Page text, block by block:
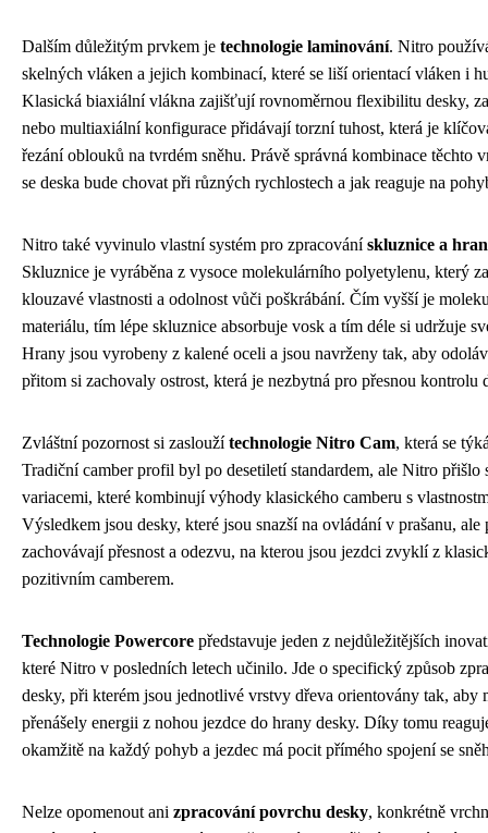
Dalším důležitým prvkem je technologie laminování. Nitro
skelných vláken a jejich kombinací, které se liší orientací vláken i
Klasická biaxiální vlákna zajišťují rovnoměrnou flexibilitu desky,
nebo multiaxiální konfigurace přidávají torzní tuhost, která je
řezání oblouků na tvrdém sněhu. Právě správná kombinace těchto
se deska bude chovat při různých rychlostech a jak reaguje na
Nitro také vyvinulo vlastní systém pro zpracovánískluznice a
Skluznice je vyráběna z vysoce molekulárního polyetylenu, který
klouzavé vlastnosti a odolnost vůči poškrábání. Čím vyšší je
materiálu, tím lépe skluznice absorbuje vosk a tím déle si udržuje
Hrany jsou vyrobeny z kalené oceli a jsou navrženy tak, aby
přitom si zachovaly ostrost, která je nezbytná pro přesnou kontrolu
Zvláštní pozornost si zasloužítechnologie Nitro Cam, která se
Tradiční camber profil byl po desetiletí standardem, ale Nitro přišlo
variacemi, které kombinují výhody klasického camberu s
Výsledkem jsou desky, které jsou snazší na ovládání v prašanu, ale
zachovávají přesnost a odezvu, na kterou jsou jezdci zvyklí z
pozitivním camberem.
Technologie Powercore představuje jeden z nejdůležitějších
které Nitro v posledních letech učinilo. Jde o specifický způsob
desky, při kterém jsou jednotlivé vrstvy dřeva orientovány tak, aby
přenášely energii z nohou jezdce do hrany desky. Díky tomu
okamžitě na každý pohyb a jezdec má pocit přímého spojení se
Nelze opomenout ani zpracování povrchu desky, konkrétně